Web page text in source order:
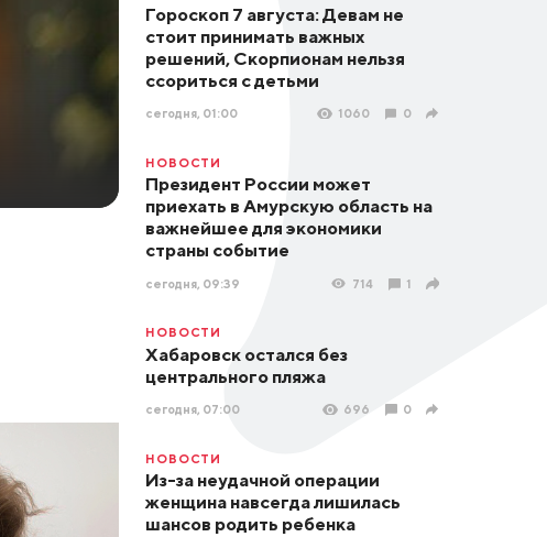
Гороскоп 7 августа: Девам не
стоит принимать важных
решений, Скорпионам нельзя
ссориться с детьми
сегодня, 01:00 1060 0
НОВОСТИ
Президент России может
приехать в Амурскую область на
важнейшее для экономики
страны событие
сегодня, 09:39 714 1
НОВОСТИ
Хабаровск остался без
центрального пляжа
сегодня, 07:00 696 0
НОВОСТИ
Из-за неудачной операции
женщина навсегда лишилась
шансов родить ребенка